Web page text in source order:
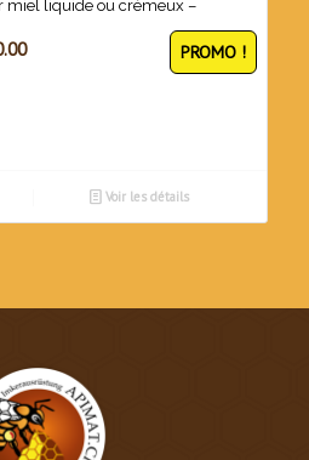
miel liquide ou crémeux –
Le
PROMO !
Voir les détails